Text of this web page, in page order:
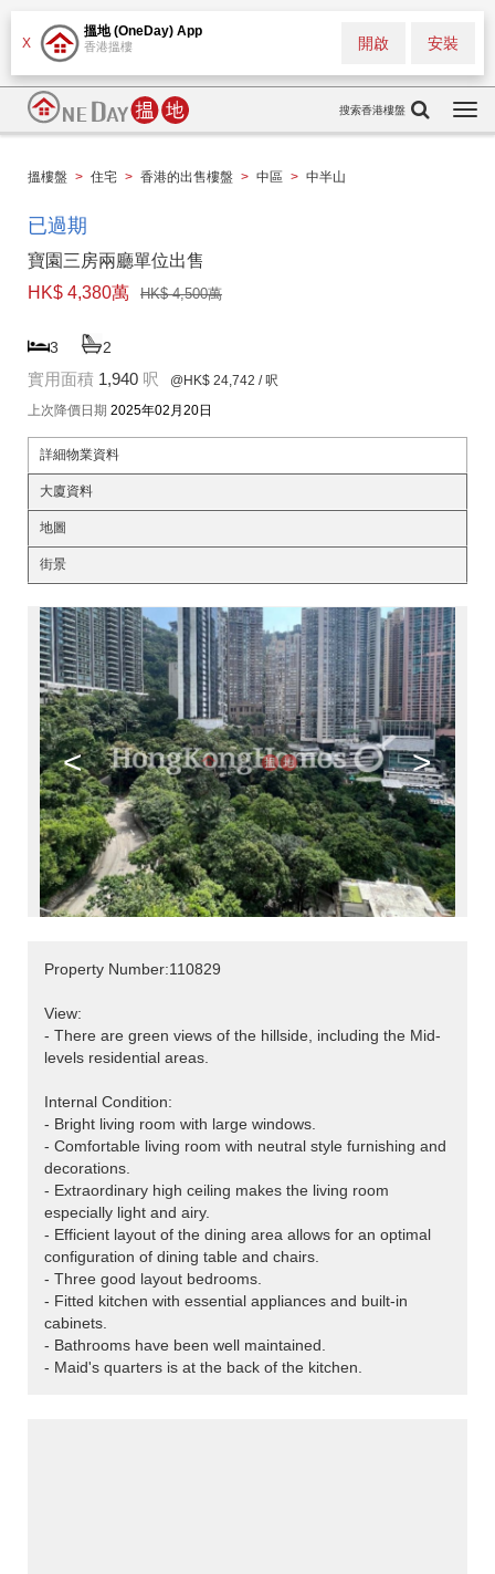
X
搵地 (OneDay) App
香港搵樓 安裝
開啟
搜索香港樓盤
搵樓盤 > 住宅 > 香港的出售樓盤 > 中區 > 中半山
已過期
寶園三房兩廳單位出售
HK$ 4,380萬
HK$ 4,500萬
3 2
實用面積 1,940 呎 @HK$ 24,742 / 呎
上次降價日期 2025年02月20日
詳細物業資料
大廈資料
地圖
街景
< >
Property Number:110829
View:
- There are green views of the hillside, including the Mid-
levels residential areas.
Internal Condition:
- Bright living room with large windows.
- Comfortable living room with neutral style furnishing and
decorations.
- Extraordinary high ceiling makes the living room
especially light and airy.
- Efficient layout of the dining area allows for an optimal
configuration of dining table and chairs.
- Three good layout bedrooms.
- Fitted kitchen with essential appliances and built-in
cabinets.
- Bathrooms have been well maintained.
- Maid's quarters is at the back of the kitchen.